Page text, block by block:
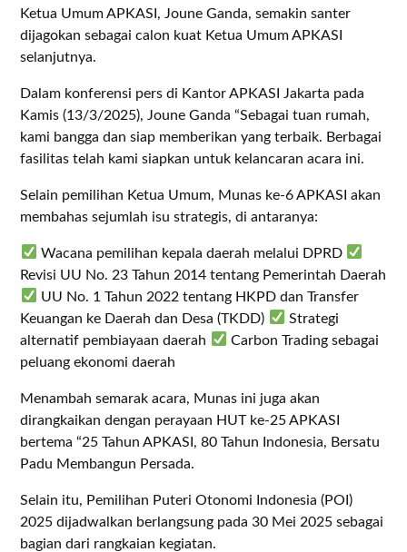
Ketua Umum APKASI, Joune Ganda, semakin santer
dijagokan sebagai calon kuat Ketua Umum APKASI
selanjutnya.
Dalam konferensi pers di Kantor APKASI Jakarta pada
Kamis (13/3/2025), Joune Ganda “Sebagai tuan rumah,
kami bangga dan siap memberikan yang terbaik. Berbagai
fasilitas telah kami siapkan untuk kelancaran acara ini.
Selain pemilihan Ketua Umum, Munas ke-6 APKASI akan
membahas sejumlah isu strategis, di antaranya:
Wacana pemilihan kepala daerah melalui DPRD
Revisi UU No. 23 Tahun 2014 tentang Pemerintah Daerah
UU No. 1 Tahun 2022 tentang HKPD dan Transfer
Keuangan ke Daerah dan Desa (TKDD)
Strategi
alternatif pembiayaan daerah
Carbon Trading sebagai
peluang ekonomi daerah
Menambah semarak acara, Munas ini juga akan
dirangkaikan dengan perayaan HUT ke-25 APKASI
bertema “25 Tahun APKASI, 80 Tahun Indonesia, Bersatu
Padu Membangun Persada.
Selain itu, Pemilihan Puteri Otonomi Indonesia (POI)
2025 dijadwalkan berlangsung pada 30 Mei 2025 sebagai
bagian dari rangkaian kegiatan.